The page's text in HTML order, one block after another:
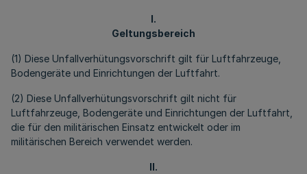
I.
Geltungsbereich
(1) Diese Unfallverhütungsvorschrift gilt für Luftfahrzeuge,
Bodengeräte und Einrichtungen der Luftfahrt.
(2) Diese Unfallverhütungsvorschrift gilt nicht für
Luftfahrzeuge, Bodengeräte und Einrichtungen der Luftfahrt,
die für den militärischen Einsatz entwickelt oder im
militärischen Bereich verwendet werden.
II.